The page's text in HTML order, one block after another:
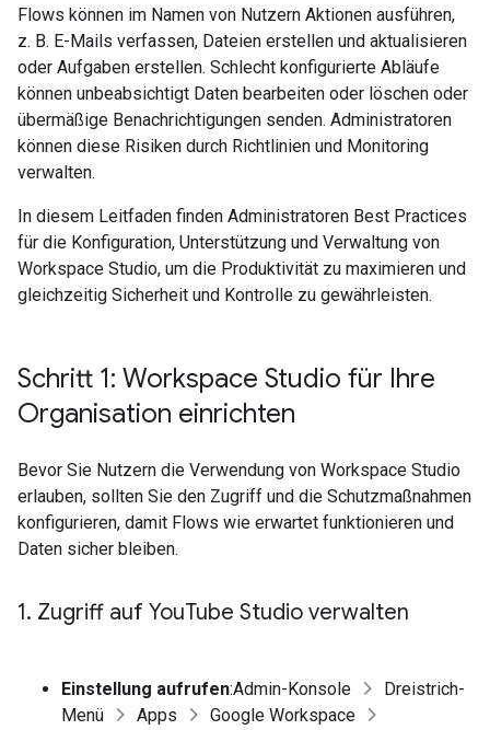
Flows können im Namen von Nutzern Aktionen ausführen,
z. B. E-Mails verfassen, Dateien erstellen und aktualisieren
oder Aufgaben erstellen. Schlecht konfigurierte Abläufe
können unbeabsichtigt Daten bearbeiten oder löschen oder
übermäßige Benachrichtigungen senden. Administratoren
können diese Risiken durch Richtlinien und Monitoring
verwalten.
In diesem Leitfaden finden Administratoren Best Practices
für die Konfiguration, Unterstützung und Verwaltung von
Workspace Studio, um die Produktivität zu maximieren und
gleichzeitig Sicherheit und Kontrolle zu gewährleisten.
Schritt 1: Workspace Studio für Ihre
Organisation einrichten
Bevor Sie Nutzern die Verwendung von Workspace Studio
erlauben, sollten Sie den Zugriff und die Schutzmaßnahmen
konfigurieren, damit Flows wie erwartet funktionieren und
Daten sicher bleiben.
1. Zugriff auf YouTube Studio verwalten
Einstellung aufrufen:Admin-Konsole
Dreistrich-
Menü
Apps
Google Workspace